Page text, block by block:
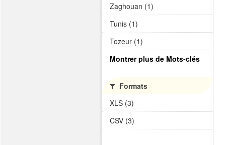
Zaghouan (1)
Tunis (1)
Tozeur (1)
Montrer plus de Mots-clés
Formats
XLS (3)
CSV (3)